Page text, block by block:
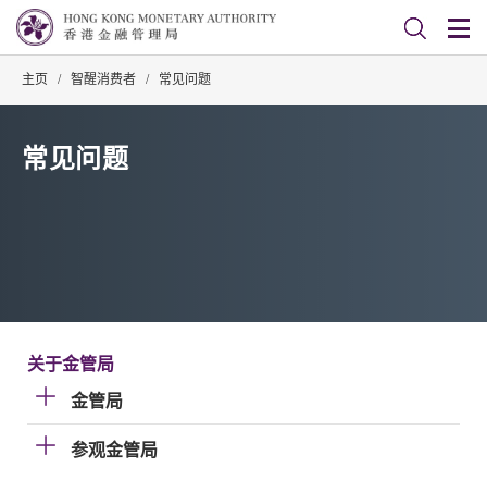
主页 / 智醒消费者 / 常见问题
常见问题
关于金管局
金管局
参观金管局